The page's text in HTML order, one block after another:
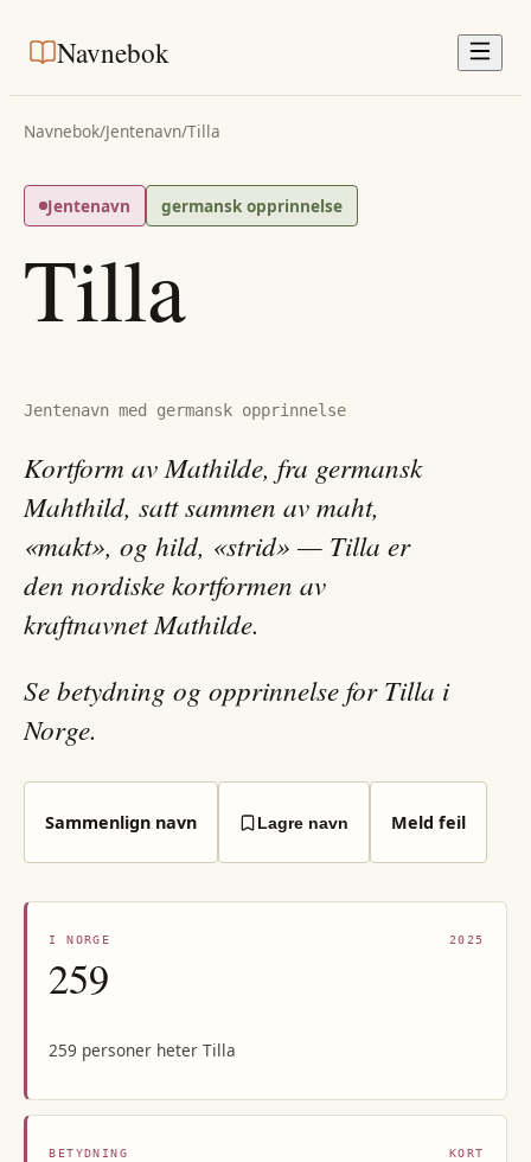
Navnebok
Navnebok/Jentenavn/Tilla
Jentenavn germansk opprinnelse
Tilla
Jentenavn med germansk opprinnelse
Kortform av Mathilde, fra germansk
Mahthild, satt sammen av maht,
«makt», og hild, «strid» — Tilla er
den nordiske kortformen av
kraftnavnet Mathilde.
Se betydning og opprinnelse for Tilla i
Norge.
Sammenlign navn Lagre navn Meld feil
I NORGE 2025
259
259 personer heter Tilla
BETYDNING KORT